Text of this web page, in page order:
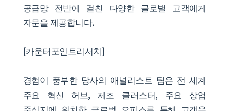
공급망 전반에 걸친 다양한 글로벌 고객에게
자문을 제공합니다.
[카운터포인트리서치]
경험이 풍부한 당사의 애널리스트 팀은 전 세계
주요 혁신 허브, 제조 클러스터, 주요 상업